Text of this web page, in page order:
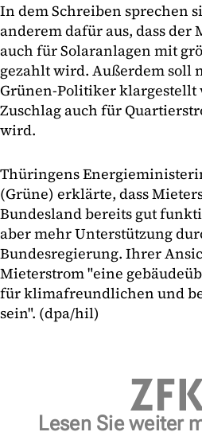
In dem Schreiben sprechen
anderem dafür aus, dass der
auch für Solaranlagen mit
gezahlt wird. Außerdem soll
Grünen-Politiker klargestellt
Zuschlag auch für
wird.
Thüringens
(Grüne) erklärte, dass
Bundesland bereits gut
aber mehr Unterstützung
Bundesregierung. Ihrer
Mieterstrom "eine
für klimafreundlichen und
sein". (dpa/hil)
Lesen Sie weiter